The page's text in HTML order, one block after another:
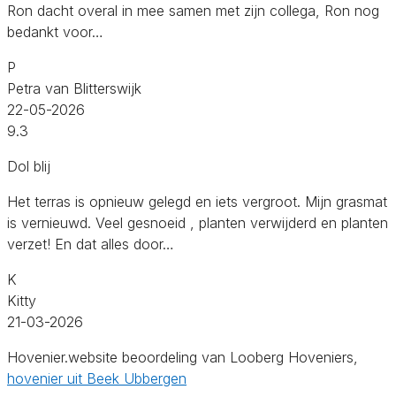
Ron dacht overal in mee samen met zijn collega, Ron nog
bedankt voor…
P
Petra van Blitterswijk
22-05-2026
9.3
Dol blij
Het terras is opnieuw gelegd en iets vergroot. Mijn grasmat
is vernieuwd. Veel gesnoeid , planten verwijderd en planten
verzet! En dat alles door…
K
Kitty
21-03-2026
Hovenier.website beoordeling van Looberg Hoveniers,
hovenier uit Beek Ubbergen